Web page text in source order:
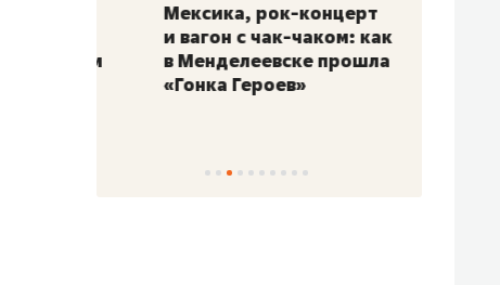
Мексика, рок-концерт
и вагон с чак-чаком: как
в Менделеевске прошла
«Гонка Героев»